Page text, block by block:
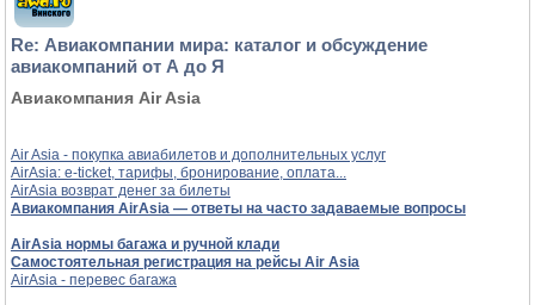
Re: Авиакомпании мира: каталог и обсуждение
авиакомпаний от А до Я
Авиакомпания Air Asia
Air Asia - покупка авиабилетов и дополнительных услуг
AirAsia: e-ticket, тарифы, бронирование, оплата...
AirAsia возврат денег за билеты
Авиакомпания AirAsia — ответы на часто задаваемые вопросы
AirAsia нормы багажа и ручной клади
Самостоятельная регистрация на рейсы Air Asia
AirAsia - перевес багажа